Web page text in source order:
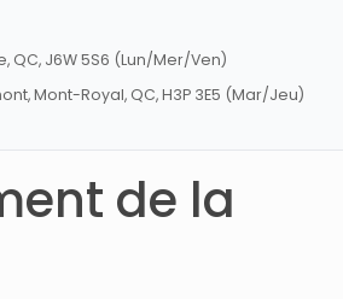
QC, J6W 5S6 (Lun/Mer/Ven)
Mont-Royal, QC, H3P 3E5 (Mar/Jeu)
de la